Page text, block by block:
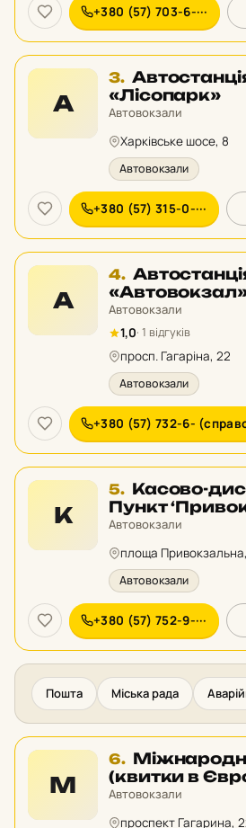
+380 (57) 703-6-···
А
3. Місце
3
у
«Лісопарк»
Автовокзали
Харківське шосе, 8
Автовокзали
+380 (57) 315-0-···
А
4. Місце
4
у
рейтингу:
Автовокзали
1,0· 1 відгуків
просп. Гагаріна, 22
Автовокзали
+380 (57) 732-6-
К
5. Місце
5
у
Касово-
Пункт
Автовокзали
площа
Автовокзали
+380 (57) 752-9-···
Пошта Міська рада
М
6. Місце
6
у
(квитки в
Автовокзали
проспект Гагарина,